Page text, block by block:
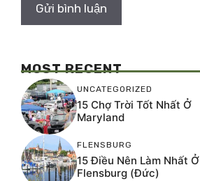
MOST RECENT
UNCATEGORIZED
15 Chợ Trời Tốt Nhất Ở
Maryland
FLENSBURG
15 Điều Nên Làm Nhất Ở
Flensburg (Đức)